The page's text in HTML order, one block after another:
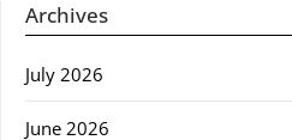
Archives
July 2026
June 2026